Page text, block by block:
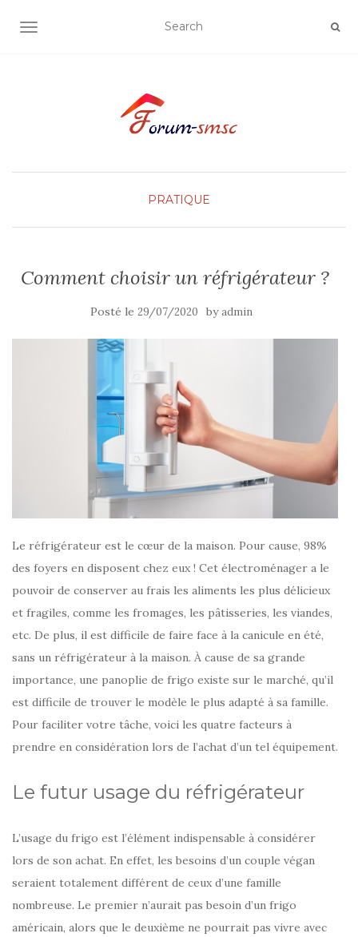
OUVRIR/FERMER LA NAVIGATION
PRATIQUE
Comment choisir un réfrigérateur ?
Posté le 29/07/2020 byadmin
Le réfrigérateur est le cœur de la maison. Pour cause, 98%
des foyers en disposent chez eux ! Cet électroménager a le
pouvoir de conserver au frais les aliments les plus délicieux
et fragiles, comme les fromages, les pâtisseries, les viandes,
etc. De plus, il est difficile de faire face à la canicule en été,
sans un réfrigérateur à la maison. À cause de sa grande
importance, une panoplie de frigo existe sur le marché, qu’il
est difficile de trouver le modèle le plus adapté à sa famille.
Pour faciliter votre tâche, voici les quatre facteurs à
prendre en considération lors de l’achat d’un tel équipement.
Le futur usage du réfrigérateur
L’usage du frigo est l’élément indispensable à considérer
lors de son achat. En effet, les besoins d’un couple végan
seraient totalement différent de ceux d’une famille
nombreuse. Le premier n’aurait pas besoin d’un frigo
américain, alors que le deuxième ne pourrait pas vivre avec